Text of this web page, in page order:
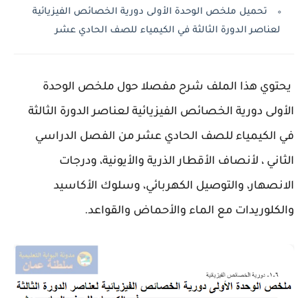
تحميل ملخص الوحدة الأولى دورية الخصائص الفيزيائية
لعناصر الدورة الثالثة في الكيمياء للصف الحادي عشر
يحتوي هذا الملف شرح مفصلا حول ملخص الوحدة
الأولى دورية الخصائص الفيزيائية لعناصر الدورة الثالثة
في الكيمياء للصف الحادي عشر من الفصل الدراسي
الثاني ، لأنصاف الأقطار الذرية والأيونية، ودرجات
الانصهار، والتوصيل الكهربائي، وسلوك الأكاسيد
والكلوريدات مع الماء والأحماض والقواعد.